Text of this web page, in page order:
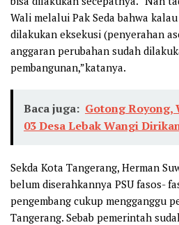
Wali melalui Pak Seda bahwa
dilakukan eksekusi (penyerahan
anggaran perubahan sudah
pembangunan,”katanya.
Baca juga: Gotong Royong,
03 Desa Lebak Wangi
Sekda Kota Tangerang, Herman
belum diserahkannya PSU fasos-
pengembang cukup mengganggu
Tangerang. Sebab pemerintah